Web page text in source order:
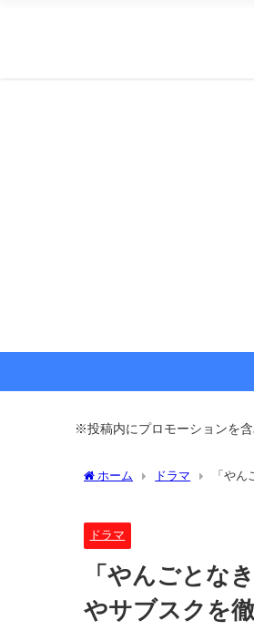
※投稿内にプロモーションを
ホーム ドラマ 「や
ドラマ
「やんごとな
やサブスクを徹